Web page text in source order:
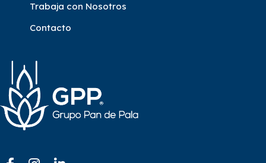
Trabaja con Nosotros
Contacto